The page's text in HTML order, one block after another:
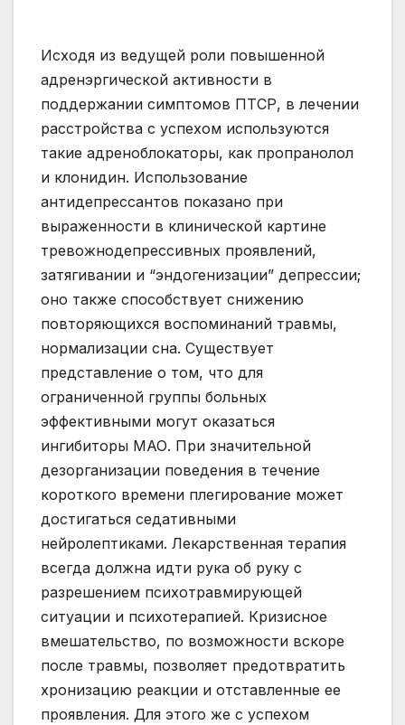
Исходя из ведущей роли повышенной
адренэргической активности в
поддержании симптомов ПТСР, в лечении
расстройства с успехом используются
такие адреноблокаторы, как пропранолол
и клонидин. Использование
антидепрессантов показано при
выраженности в клинической картине
тревожнодепрессивных проявлений,
затягивании и “эндогенизации” депрессии;
оно также способствует снижению
повторяющихся воспоминаний травмы,
нормализации сна. Существует
представление о том, что для
ограниченной группы больных
эффективными могут оказаться
ингибиторы МАО. При значительной
дезорганизации поведения в течение
короткого времени плегирование может
достигаться седативными
нейролептиками. Лекарственная терапия
всегда должна идти рука об руку с
разрешением психотравмирующей
ситуации и психотерапией. Кризисное
вмешательство, по возможности вскоре
после травмы, позволяет предотвратить
хронизацию реакции и отставленные ее
проявления. Для этого же с успехом